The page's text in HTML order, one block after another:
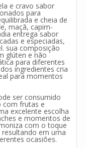
e cravo sabor
para
e cheia de
maçã, capim-
entrega sabor
e especiadas,
sua composição
glúten e não
para diferentes
ingredientes cria
para momentos
ser consumido
com frutas e
excelente escolha
e momentos de
com o toque
em uma
ocasiões.